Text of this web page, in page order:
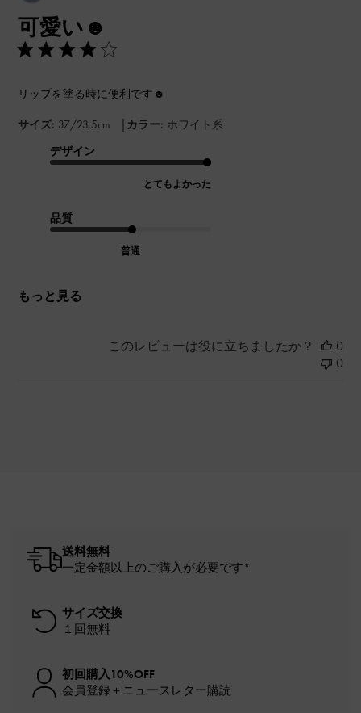
可愛い☻
リップを塗る時に便利です☻
サイズ: 37/23.5cm | カラー: ホワイト系
デザイン
とてもよかった
品質
普通
もっと見る
このレビューは役に立ちましたか？
0
0
送料無料
一定金額以上のご購入が必要です*
サイズ交換
１回無料
初回購入10%OFF
会員登録＋ニュースレター購読